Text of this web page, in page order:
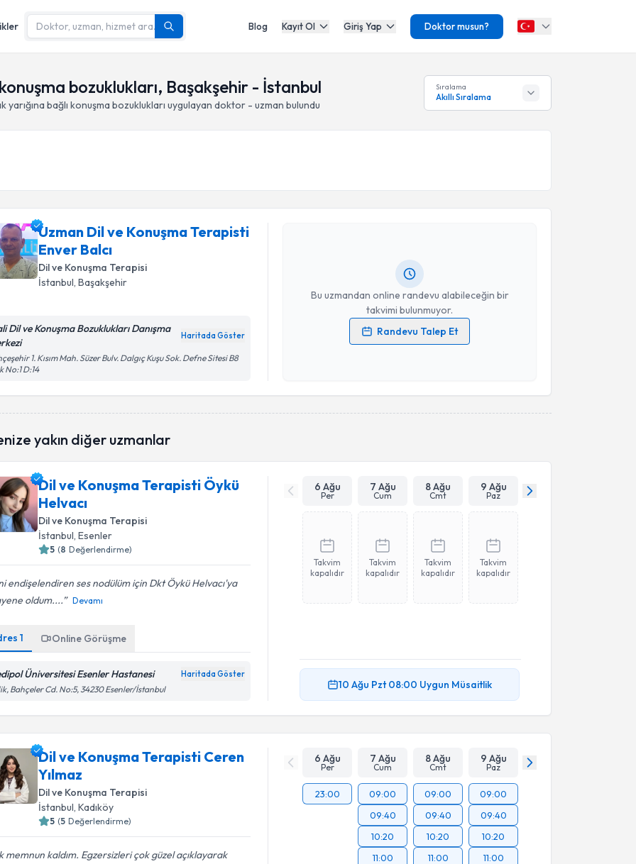
Blog Kayıt Ol Giriş Yap Doktor musun?
bozuklukları, Başakşehir - İstanbul
yarığına bağlı konuşma bozuklukları uygulayan doktor - uzman bulundu
Sıralama
Akıllı Sıralama
Uzman Dil ve Konuşma Terapisti
Enver Balcı
Dil ve Konuşma Terapisi
İstanbul, Başakşehir
Dil ve Konuşma Bozuklukları Danışma
Haritada Göster
1. Kısım Mah. Süzer Bulv. Dalgıç Kuşu Sok. Defne Sitesi B8
No:1 D:14
Bu uzmandan online randevu alabileceğin bir
takvimi bulunmuyor.
Randevu Talep Et
Kişisel verilerimin işlenmesine ilişkinAydınlatma Metni
Takvim Talebini Gönder
yakın diğer uzmanlar
Dil ve Konuşma Terapisti Öykü
Helvacı
Dil ve Konuşma Terapisi
İstanbul, Esenler
5 (8 Değerlendirme)
endişelendiren ses nodülüm için Dkt Öykü Helvacı'ya
oldum....
Devamı
1 Online Görüşme
Üniversitesi Esenler Hastanesi Haritada Göster
Bahçeler Cd. No:5, 34230 Esenler/İstanbul
6 Ağu
Per
7 Ağu
Cum
8 Ağu
Cmt
9 Ağu
Paz
Takvim
kapalıdır
Takvim
kapalıdır
Takvim
kapalıdır
Takvim
kapalıdır
10 Ağu Pzt 08:00 Uygun Müsaitlik
Dil ve Konuşma Terapisti Ceren
Yılmaz
Dil ve Konuşma Terapisi
İstanbul, Kadıköy
5 (5 Değerlendirme)
memnun kaldım. Egzersizleri çok güzel açıklayarak
6 Ağu
Per
7 Ağu
Cum
8 Ağu
Cmt
9 Ağu
Paz
23:00
09:00
09:40
10:20
11:00
09:00
09:40
10:20
11:00
09:00
09:40
10:20
11:00